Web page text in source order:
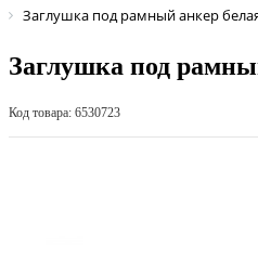
Заглушка под рамный анкер
Заглушка под
Код товара: 6530723